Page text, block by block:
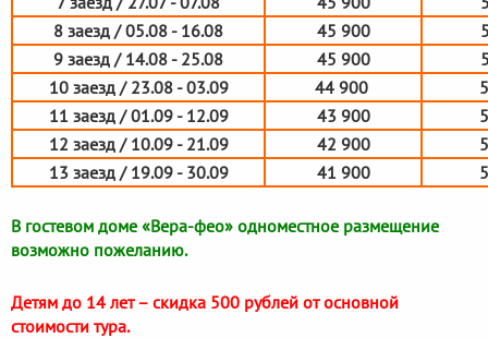
8 заезд / 05.08 - 16.08
45 900
9 заезд / 14.08 - 25.08
45 900
10 заезд / 23.08 - 03.09
44 900
11 заезд / 01.09 - 12.09
43 900
12 заезд / 10.09 - 21.09
42 900
13 заезд / 19.09 - 30.09
41 900
В гостевом доме «Вера-фео» одноместное размещение
возможно пожеланию.
Детям до 14 лет – скидка 500 рублей от основной
стоимости тура.